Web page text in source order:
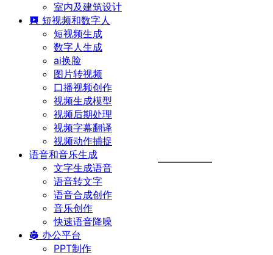
室内及建筑设计
短视频和数字人
短视频生成
数字人生成
ai换脸
图片转视频
口播视频创作
视频生成模型
视频后期处理
视频字幕翻译
视频动作捕捉
语音和音乐生成
文字生成语音
语音转文字
语音合成创作
音乐创作
快速语音降噪
办公平台
PPT制作